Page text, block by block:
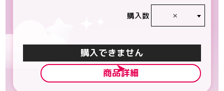
購入数 ×
カートに入れる
商品詳細